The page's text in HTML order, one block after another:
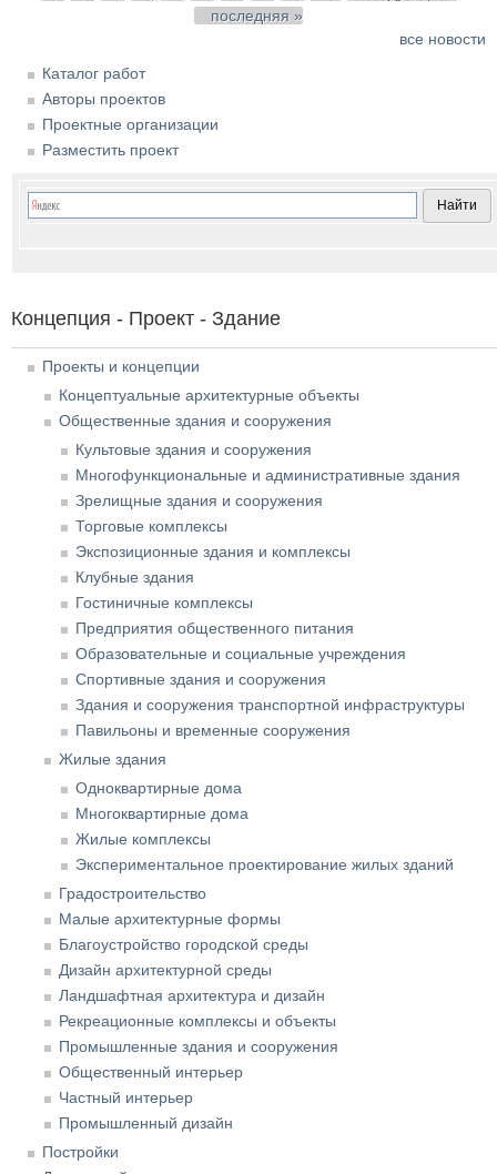
последняя »
все новости
Каталог работ
Авторы проектов
Проектные организации
Разместить проект
Концепция - Проект - Здание
Проекты и концепции
Концептуальные архитектурные объекты
Общественные здания и сооружения
Культовые здания и сооружения
Многофункциональные и административные здания
Зрелищные здания и сооружения
Торговые комплексы
Экспозиционные здания и комплексы
Клубные здания
Гостиничные комплексы
Предприятия общественного питания
Образовательные и социальные учреждения
Спортивные здания и сооружения
Здания и сооружения транспортной инфраструктуры
Павильоны и временные сооружения
Жилые здания
Одноквартирные дома
Многоквартирные дома
Жилые комплексы
Экспериментальное проектирование жилых зданий
Градостроительство
Малые архитектурные формы
Благоустройство городской среды
Дизайн архитектурной среды
Ландшафтная архитектура и дизайн
Рекреационные комплексы и объекты
Промышленные здания и сооружения
Общественный интерьер
Частный интерьер
Промышленный дизайн
Постройки